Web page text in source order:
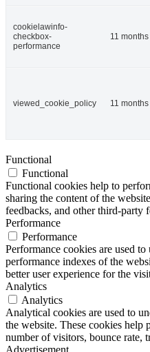
cookielawinfo-
checkbox-
performance
11 months
viewed_cookie_policy 11 months
Functional
Functional
Functional cookies help to
sharing the content of the
feedbacks, and other third-party
Performance
Performance
Performance cookies are used
performance indexes of the
better user experience for the
Analytics
Analytics
Analytical cookies are used to
the website. These cookies
number of visitors, bounce rate,
Advertisement